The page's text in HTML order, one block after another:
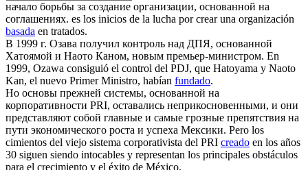
начало борьбы за создание организации, основанной на
соглашениях. es los inicios de la lucha por crear una organización
basada en tratados.
В 1999 г. Озава получил контроль над ДПЯ, основанной
Хатоямой и Наото Каном, новым премьер-министром. En
1999, Ozawa consiguió el control del PDJ, que Hatoyama y Naoto
Kan, el nuevo Primer Ministro, habían fundado.
Но основы прежней системы, основанной на
корпоративности PRI, оставались неприкосновенными, и они
представляют собой главные и самые грозные препятствия на
пути экономического роста и успеха Мексики. Pero los
cimientos del viejo sistema corporativista del PRI creado en los años
30 siguen siendo intocables y representan los principales obstáculos
para el crecimiento y el éxito de México.